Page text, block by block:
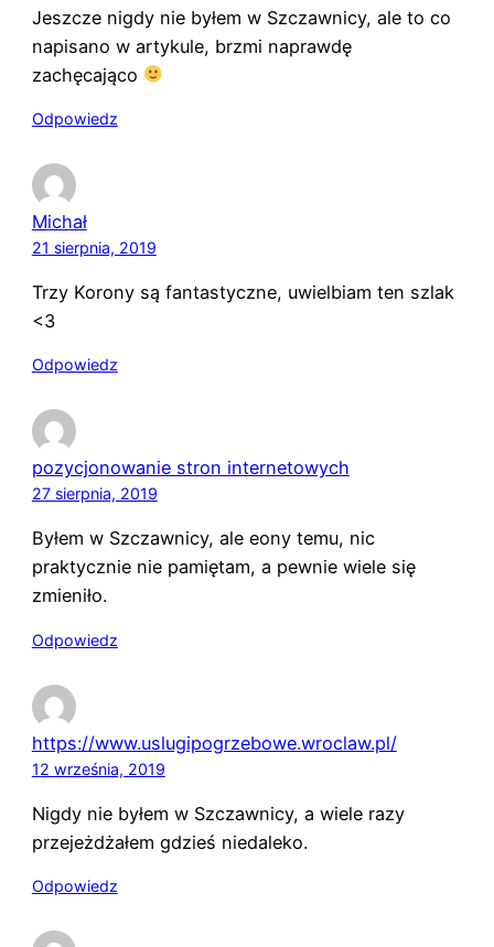
Jeszcze nigdy nie byłem w Szczawnicy, ale to co
napisano w artykule, brzmi naprawdę
zachęcająco
Odpowiedz
Michał
21 sierpnia, 2019
Trzy Korony są fantastyczne, uwielbiam ten szlak
<3
Odpowiedz
pozycjonowanie stron internetowych
27 sierpnia, 2019
Byłem w Szczawnicy, ale eony temu, nic
praktycznie nie pamiętam, a pewnie wiele się
zmieniło.
Odpowiedz
https://www.uslugipogrzebowe.wroclaw.pl/
12 września, 2019
Nigdy nie byłem w Szczawnicy, a wiele razy
przejeżdżałem gdzieś niedaleko.
Odpowiedz